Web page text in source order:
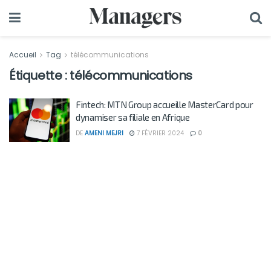
Accueil Tag télécommunications
Étiquette :télécommunications
Fintech: MTN Group accueille MasterCard pour
dynamiser sa filiale en Afrique
DE AMENI MEJRI 7 FÉVRIER 2024 0